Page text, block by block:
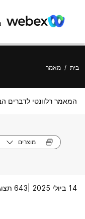
בית / מאמר
המאמר רלוונטי לדברים
מוצרים
14 ביולי 2025 | 643 תצוגות |